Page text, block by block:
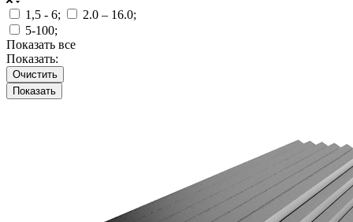
1,5 - 6;
2.0 – 16.0;
5-100;
Показать все
Показать:
Очистить